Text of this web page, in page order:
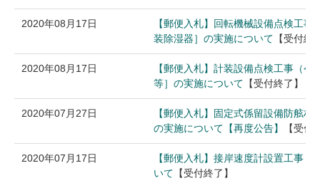
2020年08月17日
【郵便入札】回転機械設備点検工
装除湿器］の実施について 【受付終
2020年08月17日
【郵便入札】計装設備点検工事（
等］の実施について 【受付終了】
2020年07月27日
【郵便入札】固定式係留設備防舷
の実施について【再度公告】
【受付
2020年07月17日
【郵便入札】接岸速度計設置工事
いて 【受付終了】